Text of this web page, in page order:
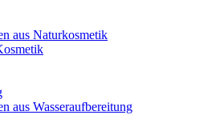
aus Naturkosmetik
aus Wasseraufbereitung